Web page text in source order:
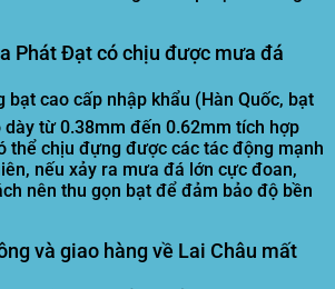
Phát Đạt có chịu được mưa đá
bạt cao cấp nhập khẩu (Hàn Quốc, bạt
dày từ 0.38mm đến 0.62mm tích hợp
thể chịu đựng được các tác động mạnh
nếu xảy ra mưa đá lớn cực đoan,
nên thu gọn bạt để đảm bảo độ bền
và giao hàng về Lai Châu mất